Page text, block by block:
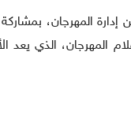
المهرجان،
المهرجان، الذي يعد